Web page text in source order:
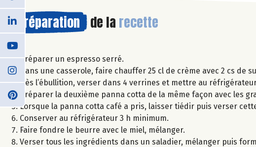
Préparation de la recette
Préparer un espresso serré.
Dans une casserole, faire chauffer 25 cl de crème avec 2 cs de
Dès l’ébullition, verser dans 4 verrines et mettre au
Préparer la deuxième panna cotta de la même façon avec les
Lorsque la panna cotta café a pris, laisser tiédir puis verser
Conserver au réfrigérateur 3 h minimum.
Faire fondre le beurre avec le miel, mélanger.
Verser tous les ingrédients dans un saladier, mélanger puis